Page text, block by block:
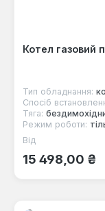
Котел газовий
Тип обладнання:
Спосіб
Тяга:
Режим роботи:
Звичайна ціна:
Від
15 498,00 ₴